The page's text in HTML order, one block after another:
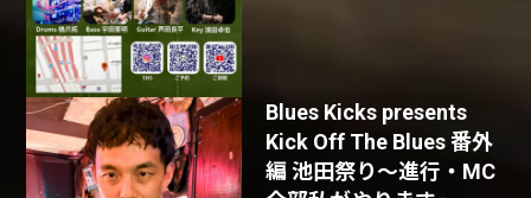
Blues Kicks presents
Kick Off The Blues 番外
編 池田祭り〜進行・MC